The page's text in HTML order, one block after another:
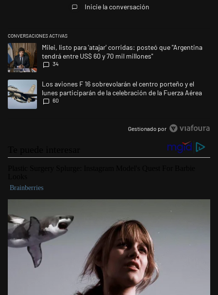
Inicie la conversación
CONVERSACIONES ACTIVAS
Este listado muestra los artículos con más comentarios en los últimos
Un artículo de tendencia con el título "Milei, listo para 'atajar' corridas:
Milei, listo para 'atajar' corridas: posteó que "Argentina
tendrá entre US$ 60 y 70 mil millones"
34
Un artículo de tendencia con el título "Los aviones F 16 sobrevolarán
Los aviones F 16 sobrevolarán el centro porteño y el
lunes participarán de la celebración de la Fuerza Aérea
60
Gestionado por